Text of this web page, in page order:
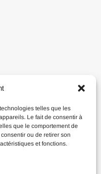
telles que les
Le fait de consentir à
que le comportement de
ou de retirer son
et fonctions.